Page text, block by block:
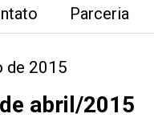
Parceria
de 2015
abril/2015